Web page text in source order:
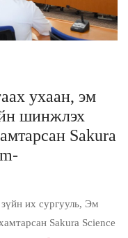
ухаан, эм
шинжлэх
Sakura
их сургууль, Эм
Sakura Science